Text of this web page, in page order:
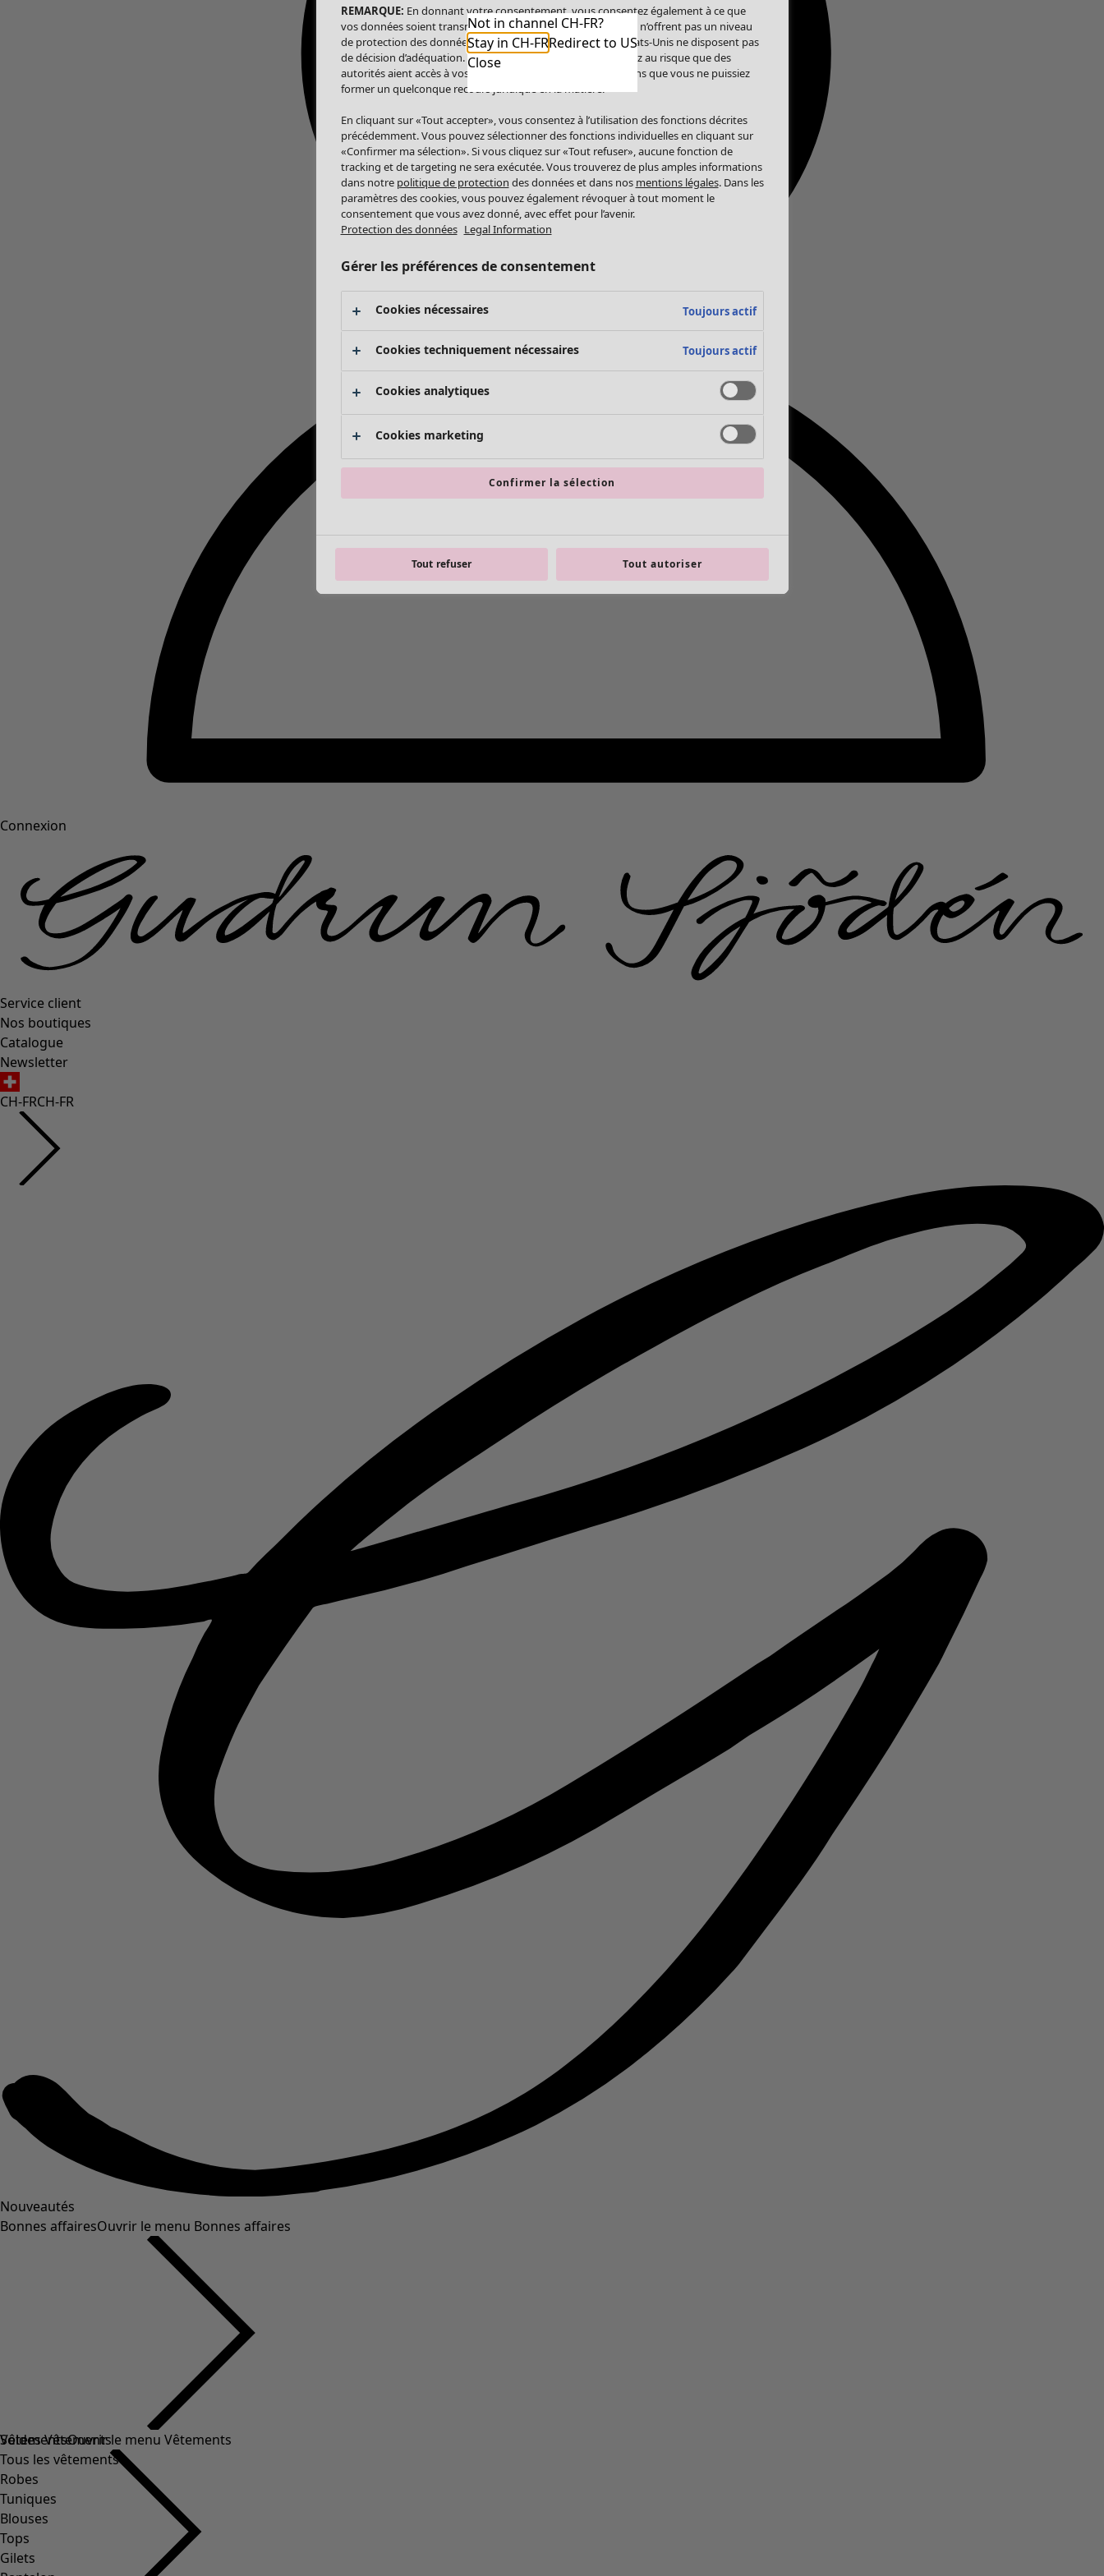
Connexion
Service client
Nos boutiques
Catalogue
Newsletter
CH-FRCH-FR
Nouveautés
Bonnes affairesOuvrir le menu Bonnes affaires
Soldes Vêtements
Tous les vêtements
Robes
Tuniques
Blouses
Tops
Gilets
VêtementsOuvrir le menu Vêtements
Not in channel CH-FR?
Stay in CH-FRRedirect to US
Close
REMARQUE: En donnant votre consentement, vous consentez également à ce que
vos données soient transmises aux États-Unis. Les États-Unis n’offrent pas un niveau
de protection des données comparable à celui de l’UE. Les États-Unis ne disposent pas
de décision d’adéquation. Par conséquent, vous vous exposez au risque que des
autorités aient accès à vos données à caractère personnel sans que vous ne puissiez
former un quelconque recours juridique en la matière.
En cliquant sur «Tout accepter», vous consentez à l’utilisation des fonctions décrites
précédemment. Vous pouvez sélectionner des fonctions individuelles en cliquant sur
«Confirmer ma sélection». Si vous cliquez sur «Tout refuser», aucune fonction de
tracking et de targeting ne sera exécutée. Vous trouverez de plus amples informations
dans notre politique de protection des données et dans nos mentions légales. Dans les
paramètres des cookies, vous pouvez également révoquer à tout moment le
consentement que vous avez donné, avec effet pour l’avenir.
Protection des données Legal Information
Gérer les préférences de consentement
Cookies nécessaires Toujours actif
Cookies techniquement nécessaires Toujours actif
Cookies analytiques
Cookies marketing
Confirmer la sélection
Tout refuser Tout autoriser